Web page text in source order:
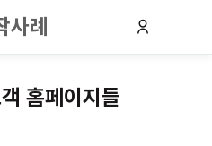
사례
홈페이지들